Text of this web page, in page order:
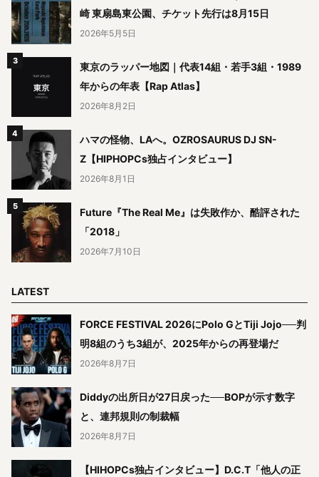
崎 東扇島東公園、チケット先行は8月15日
2026年5月5日
東京のラッパー地図｜代表14組・若手3組・1989
年からの年表【Rap Atlas】
2026年8月2日
ハマの怪物、LAへ。OZROSAURUS DJ SN-
Z【HIPHOPCs独占インタビュー】
2026年8月1日
Future『The Real Me』は失敗作か、酷評された
「2018」
2026年7月10日
LATEST
FORCE FESTIVAL 2026にPolo GとTiji Jojo──判
明8組のうち3組が、2025年からの再登場だ
2026年8月7日
Diddyの出所日が27日戻った──BOPが示す数字
と、連邦規則の制裁幅
2026年8月7日
【HIHOPCs独占インタビュー】D.C.T「他人の正